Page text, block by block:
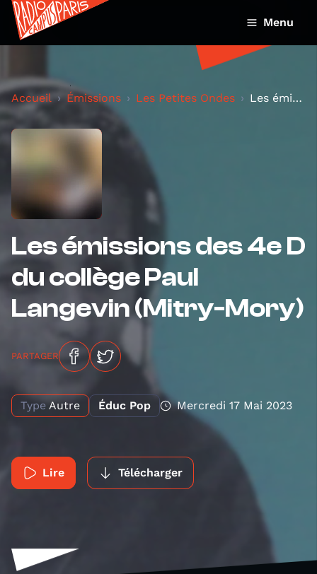
Menu
Accueil Émissions Les Petites Ondes Les émissions des 4e D du collège Paul Langevin (M...
Les émissions des 4e D
du collège Paul
Langevin (Mitry-Mory)
PARTAGER
Type Autre Éduc Pop Mercredi 17 Mai 2023
Lire Télécharger